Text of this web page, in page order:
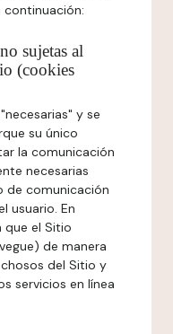
continuación:
sujetas al
(cookies
y se
su único
la comunicación
necesarias
de comunicación
usuario. En
que el Sitio
de manera
del Sitio y
servicios en línea